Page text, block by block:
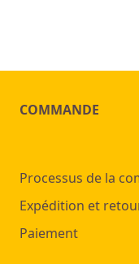
COMMANDE
Processus de la
Expédition et
Paiement